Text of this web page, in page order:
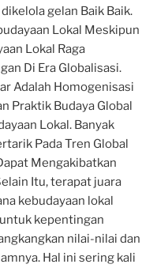
gelan Baik Baik.
Lokal Meskipun
Lokal Raga
Di Era Globalisasi.
Adalah Homogenisasi
Praktik Budaya Global
Lokal. Banyak
Pada Tren Global
Mengakibatkan
Itu, terapat juara
kebudayaan lokal
kepentingan
nilai-nilai dan
Hal ini sering kali